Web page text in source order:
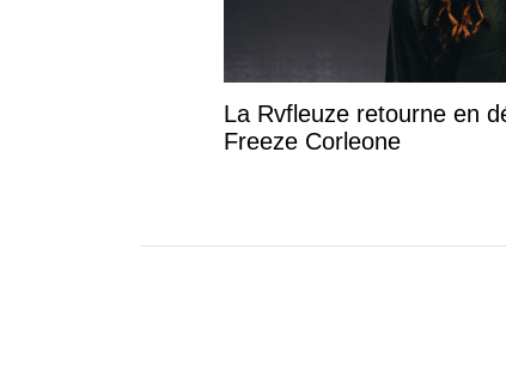
La Rvfleuze retourne en
Freeze Corleone